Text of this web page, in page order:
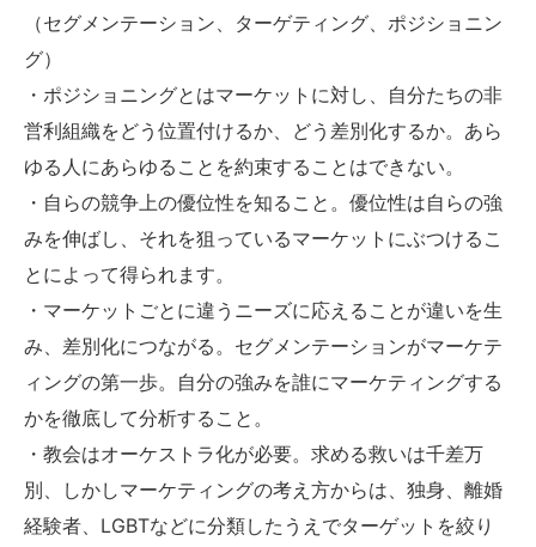
（セグメンテーション、ターゲティング、ポジショニン
グ）
・ポジショニングとはマーケットに対し、自分たちの非
営利組織をどう位置付けるか、どう差別化するか。あら
ゆる人にあらゆることを約束することはできない。
・自らの競争上の優位性を知ること。優位性は自らの強
みを伸ばし、それを狙っているマーケットにぶつけるこ
とによって得られます。
・マーケットごとに違うニーズに応えることが違いを生
み、差別化につながる。セグメンテーションがマーケテ
ィングの第一歩。自分の強みを誰にマーケティングする
かを徹底して分析すること。
・教会はオーケストラ化が必要。求める救いは千差万
別、しかしマーケティングの考え方からは、独身、離婚
経験者、LGBTなどに分類したうえでターゲットを絞り